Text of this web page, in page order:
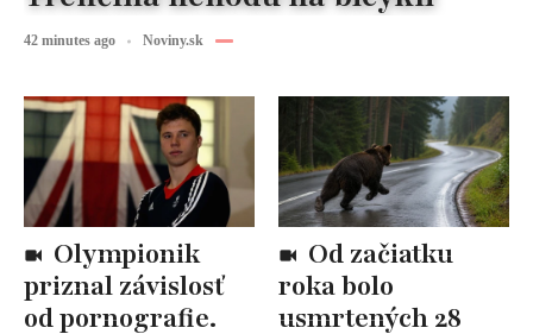
priznal závislosť
od pornografie.
roka bolo
usmrtených 28
42 minutes ago Noviny.sk